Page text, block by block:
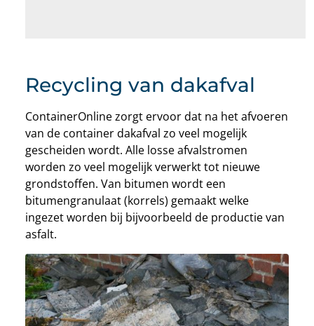
Recycling van dakafval
ContainerOnline zorgt ervoor dat na het afvoeren
van de container dakafval zo veel mogelijk
gescheiden wordt. Alle losse afvalstromen
worden zo veel mogelijk verwerkt tot nieuwe
grondstoffen. Van bitumen wordt een
bitumengranulaat (korrels) gemaakt welke
ingezet worden bij bijvoorbeeld de productie van
asfalt.